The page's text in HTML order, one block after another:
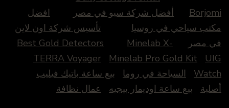
Borjomi
أفضل شركة سيو في مصر
افضل
مكتب سياحي في روسيا
تأسيس شركة اون لاين
في مصر
Best Gold Detectors
Minelab X-
TERRA Voyager
Minelab Pro Gold Kit
UIG
Watch
السياحة في روما
بيع ساعة باتيك فيليب
أصلية
بيع ساعة اوديمار بيجيه عمال نظافة